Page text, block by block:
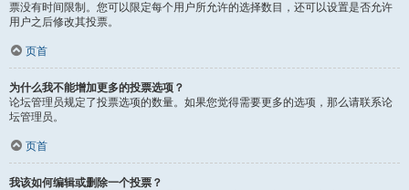
票没有时间限制。您可以限定每个用户所允许的选择数目，还可以设置是否允许
用户之后修改其投票。
页首
为什么我不能增加更多的投票选项？
论坛管理员规定了投票选项的数量。如果您觉得需要更多的选项，那么请联系论
坛管理员。
页首
我该如何编辑或删除一个投票？